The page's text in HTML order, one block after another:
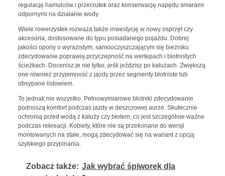
regulację hamulców i przerzutek oraz konserwację napędu smarami
odpornymi na działanie wody.
Wiele rowerzystek rozważa także inwestycję w nowy osprzęt czy
akcesoria, dostosowane do typu posiadanego pojazdu. Dobrej
jakości opony o wyrazistym, samooczyszczającym się bieżniku
zdecydowanie poprawią przyczepność na wertepach i błotnistych
ścieżkach. Docenisz je nie tylko, jeśli jeździsz po kałużach. Zwiększą
one również przyjemność z jazdy przez segmenty błotniste lub
obsypane listowiem.
To jednak nie wszystko. Pełnowymiarowe błotniki zdecydowanie
podnoszą komfort podczas jazdy w deszczowej aurze. Skutecznie
ochronią przed wodą z kałuży czy błotem, co jest szczególnie ważne
podczas rekreacji. Kobiety, które nie są przekonane do wersji
montowanych na stałe, mogą zdecydować się na wariant z opcją
szybkiego przypinania.
Zobacz także: Jak wybrać śpiworek dla